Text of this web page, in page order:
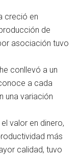
creció en
de
asociación tuvo
conllevó a un
a cada
una variación
valor en dinero,
más
calidad, tuvo